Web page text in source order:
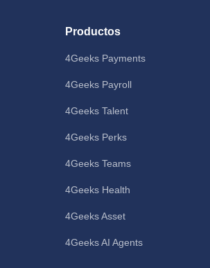
Productos
4Geeks Payments
4Geeks Payroll
4Geeks Talent
4Geeks Perks
4Geeks Teams
4Geeks Health
4Geeks Asset
4Geeks AI Agents